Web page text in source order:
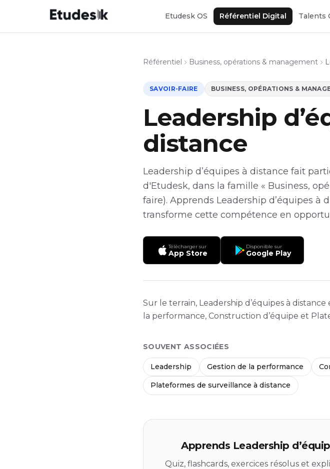
Etudesk OS Référentiel Digital Talents
Référentiel Business, opérations & management
SAVOIR-FAIRE BUSINESS, OPÉRATIONS &
Leadership
distance
Leadership d’équipes à distance fait
d'Etudesk, dans la famille « Business,
faire). Apprends Leadership d’équipes
transforme cette compétence en
Télécharger sur
App Store
Disponible sur
Google Play
Sur le terrain, Leadership d’équipes à
la performance, Construction d’équipe et
SOUVENT ASSOCIÉES
Leadership Gestion de la performance
Plateformes de surveillance à distance
Apprends Leadership
Quiz, flashcards, exercices résolus et